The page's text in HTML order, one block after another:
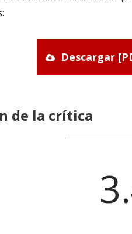
Descargar
de la crítica